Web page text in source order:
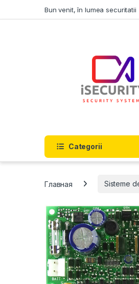
Bun venit, în lumea securitatii
Categorii
Главная Sisteme